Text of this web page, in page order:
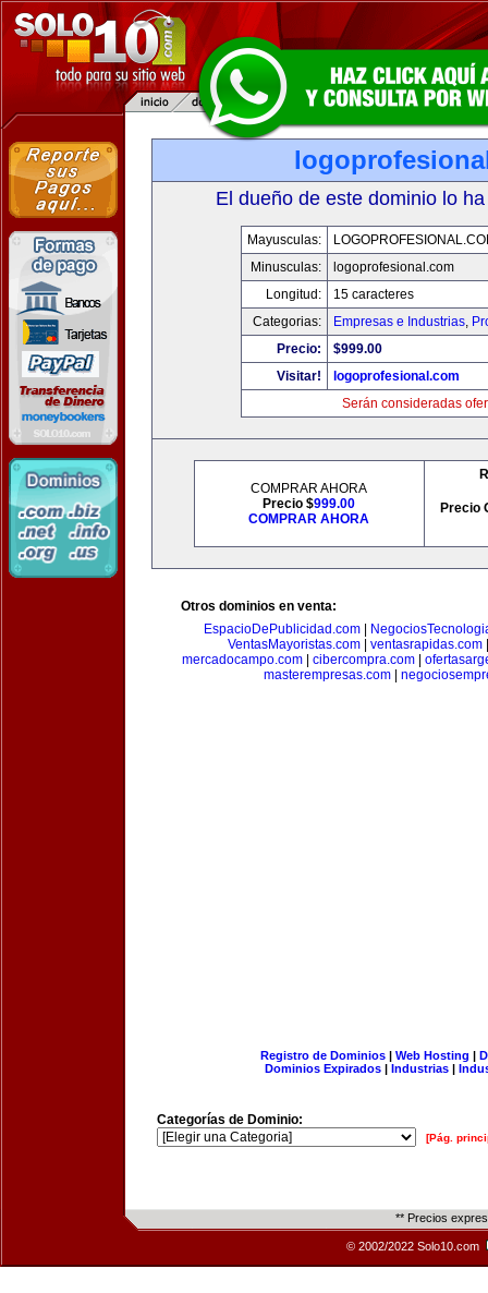
El dueño de este dominio lo
Mayusculas:
Minusculas:
logoprofesional.com
Longitud:
15 caracteres
Categorias:
Empresas e Industrias,
Precio:
$999.00
Visitar!
logoprofesional.com
Serán consideradas
COMPRAR AHORA
Precio $999.00
COMPRAR AHORA
Precio
Otros dominios en venta:
EspacioDePublicidad.com|
VentasMayoristas.com
ventasrapidas.com
mercadocampo.com
cibercompra.com
masterempresas.com|
Registro de Dominios| Web Hosting |
Dominios Expirados | Industrias |
Categorías de Dominio:
[Pág.
** Precios
© 2002/2022 Solo10.com